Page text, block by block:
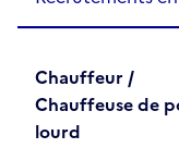
Chauffeur /
Chauffeuse de
lourd